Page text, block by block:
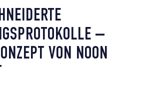
–
VON NOON